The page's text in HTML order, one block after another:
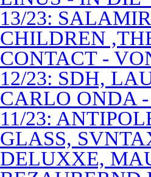
13/23:
CHILDREN
CONTACT -
12/23: SDH,
CARLO ONDA
11/23:
GLASS,
DELUXXE,